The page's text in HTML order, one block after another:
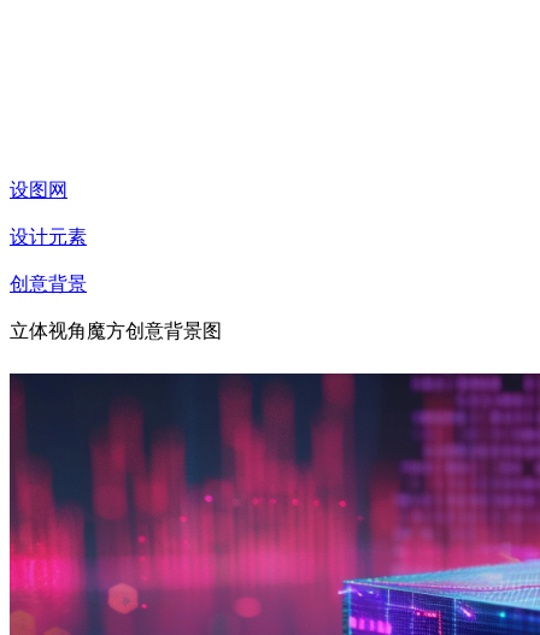
设图网
设计元素
创意背景
立体视角魔方创意背景图